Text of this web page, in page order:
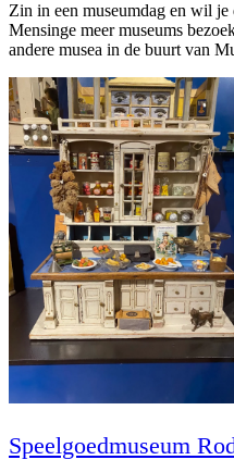
Zin in een museumdag en wil
Mensinge meer museums
andere musea in de buurt van
Speelgoedmuseum